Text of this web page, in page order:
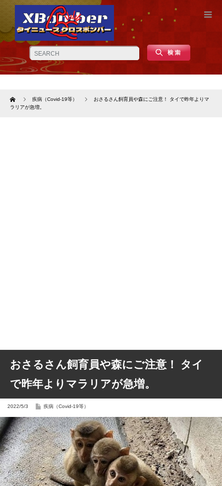
Home 疾病（Covid-19等）
おさるさん飼育員や森にご注意！ タイで昨年よりマ
ラリアが急増。
おさるさん飼育員や森にご注意！ タイ
で昨年よりマラリアが急増。
2022/5/3 疾病（Covid-19等）